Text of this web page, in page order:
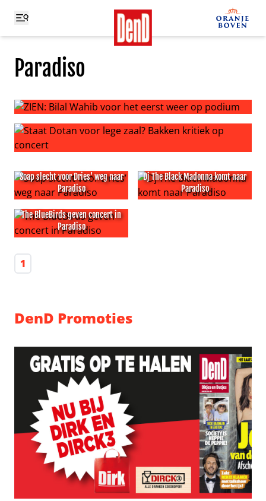
Paradiso
ZIEN: Bilal Wahib voor het eerst weer op podium
Soap slecht voor Dries’ weg naar
Paradiso
Soap slecht voor Dries’ weg naar Paradiso
Dj The Black Madonna komt naar
Paradiso
The BlueBirds geven concert in
Paradiso
1
DenD Promoties